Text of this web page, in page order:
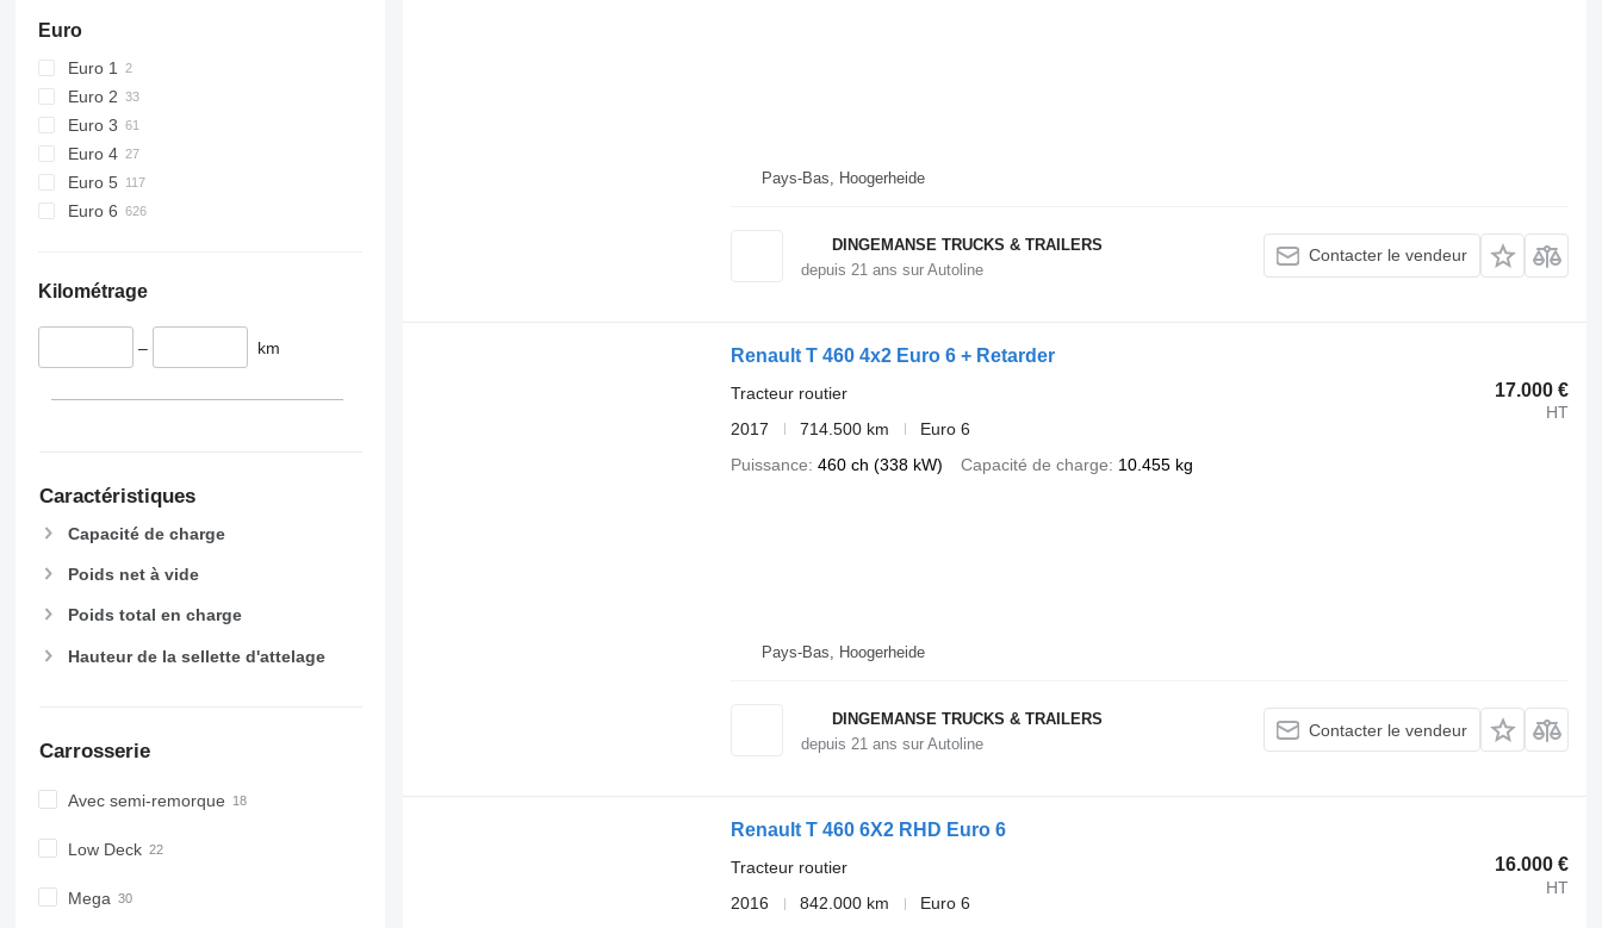
Euro
Euro 1
Euro 2
Euro 3
Euro 4
Euro 5
Euro 6
Kilométrage
– km
Caractéristiques
Capacité de charge
Poids net à vide
Poids total en charge
Hauteur de la sellette d'attelage
Carrosserie
Avec semi-remorque
Low Deck
Mega
Pays-Bas, Hoogerheide
DINGEMANSE TRUCKS & TRAILERS
depuis 21 ans sur Autoline
Contacter le vendeur
Renault T 460 4x2 Euro 6 + Retarder
17.000 €
HT
Tracteur routier
2017
714.500 km
Euro 6
Puissance 460 ch (338 kW) Capacité de charge 10.455 kg
Pays-Bas, Hoogerheide
DINGEMANSE TRUCKS & TRAILERS
depuis 21ans sur Autoline
Contacter le vendeur
Renault T 460 6X2 RHD Euro 6
16.000 €
HT
Tracteur routier
2016
842.000 km
Euro 6